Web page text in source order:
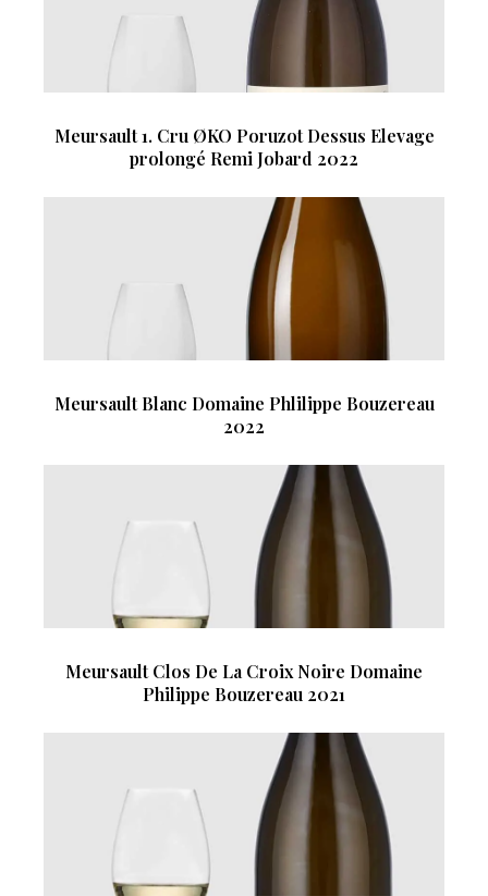
Meursault 1. Cru ØKO Poruzot Dessus Elevage
prolongé Remi Jobard 2022
Meursault Blanc Domaine Phlilippe Bouzereau
2022
Meursault Clos De La Croix Noire Domaine
Philippe Bouzereau 2021